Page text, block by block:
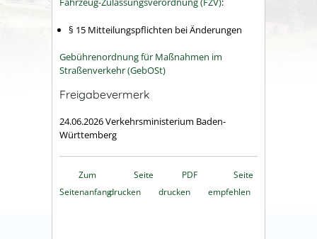
§ 15 Mitteilungspflichten bei Änderungen
Gebührenordnung für Maßnahmen im
Straßenverkehr (GebOSt)
Freigabevermerk
24.06.2026 Verkehrsministerium Baden-
Württemberg
Zum
Seitenanfang
Seite
drucken
PDF
drucken
Seite
empfehlen